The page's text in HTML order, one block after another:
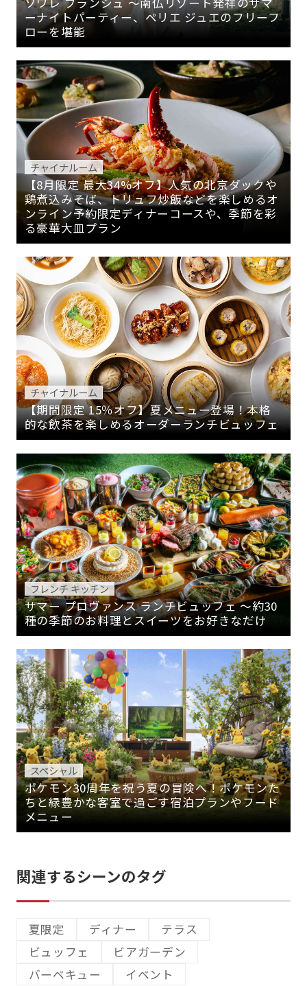
ーナイトパーティー、ペリエ ジュエのフリーフ
ローを堪能
チャイナルーム
【8月限定 最大34%オフ】人気の北京ダックや
鶏煮込みそば、トリュフ炒飯などを楽しめるオ
ンライン予約限定ディナーコースや、季節を彩
る豪華大皿プラン
チャイナルーム
【期間限定 15％オフ】夏メニュー登場！本格
的な飲茶を楽しめるオーダーランチビュッフェ
フレンチ キッチン
サマー プロヴァンス ランチビュッフェ ～約30
種の季節のお料理とスイーツをお好きなだけ
スペシャル
ポケモン30周年を祝う夏の冒険へ！ポケモンた
ちと緑豊かな客室で過ごす宿泊プランやフード
メニュー
関連するシーンのタグ
夏限定 ディナー
テラス
ビュッフェ
ビアガーデン
バーベキュー
イベント